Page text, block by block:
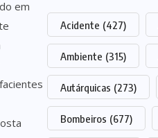
Acidente (427)
Ambiente (315)
Autárquicas (273)
Bombeiros (677)